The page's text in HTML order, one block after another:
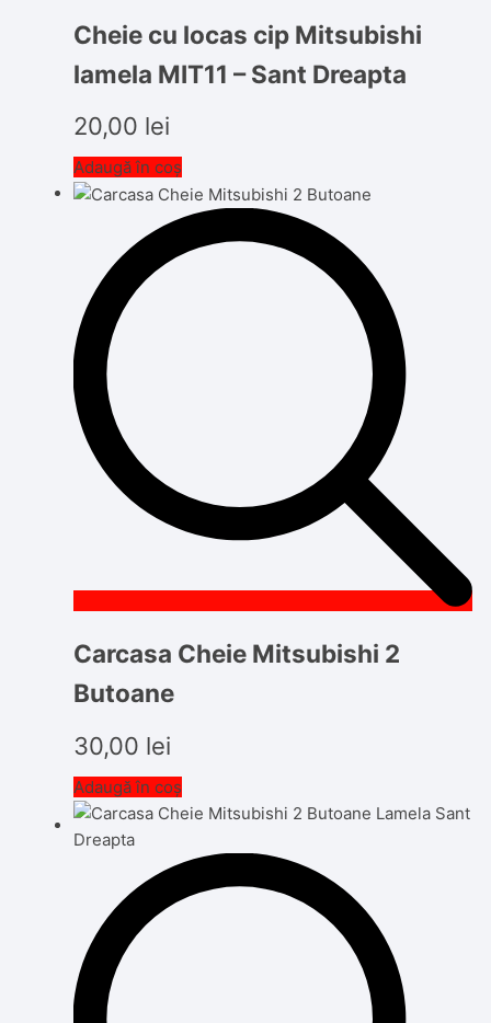
Cheie cu locas cip Mitsubishi
lamela MIT11 – Sant Dreapta
20,00 lei
Adaugă în coș
Carcasa Cheie Mitsubishi 2
Butoane
30,00 lei
Adaugă în coș